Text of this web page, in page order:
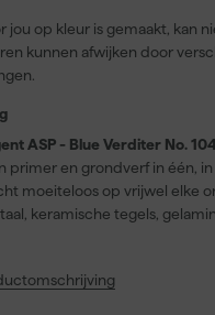
jou op kleur is gemaakt, kan
kunnen afwijken door
ASP - Blue Verditer No.
primer en grondverf in één,
moeiteloos op vrijwel elke
keramische tegels,
voor zowel binnen- als